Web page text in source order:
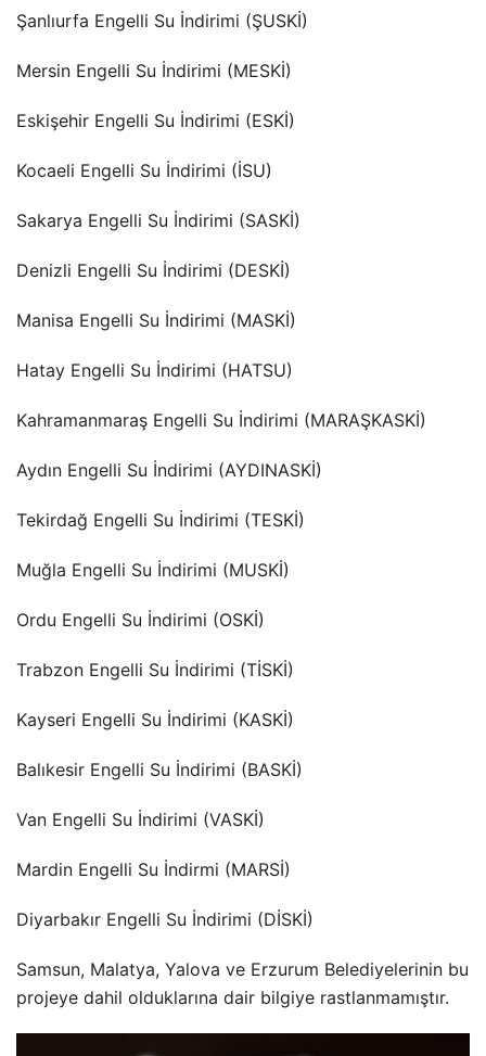
Şanlıurfa Engelli Su İndirimi (ŞUSKİ)
Mersin Engelli Su İndirimi (MESKİ)
Eskişehir Engelli Su İndirimi (ESKİ)
Kocaeli Engelli Su İndirimi (İSU)
Sakarya Engelli Su İndirimi (SASKİ)
Denizli Engelli Su İndirimi (DESKİ)
Manisa Engelli Su İndirimi (MASKİ)
Hatay Engelli Su İndirimi (HATSU)
Kahramanmaraş Engelli Su İndirimi (MARAŞKASKİ)
Aydın Engelli Su İndirimi (AYDINASKİ)
Tekirdağ Engelli Su İndirimi (TESKİ)
Muğla Engelli Su İndirimi (MUSKİ)
Ordu Engelli Su İndirimi (OSKİ)
Trabzon Engelli Su İndirimi (TİSKİ)
Kayseri Engelli Su İndirimi (KASKİ)
Balıkesir Engelli Su İndirimi (BASKİ)
Van Engelli Su İndirimi (VASKİ)
Mardin Engelli Su İndirmi (MARSİ)
Diyarbakır Engelli Su İndirimi (DİSKİ)
Samsun, Malatya, Yalova ve Erzurum Belediyelerinin bu
projeye dahil olduklarına dair bilgiye rastlanmamıştır.